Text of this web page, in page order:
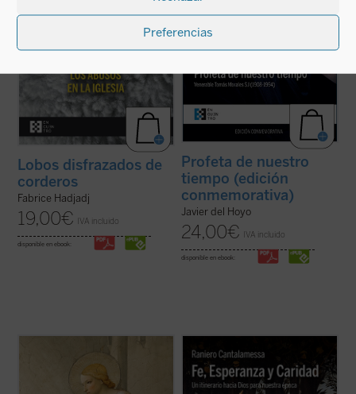
Preferencias
Lobos disfrazados de
corderos
Fabrice Hadjadj
19,00€ IVA incluido
disponible en ebook:
Profeta de nuestro
tiempo (edición
conmemorativa)
Javier del Hoyo
24,00€ IVA incluido
disponible en ebook:
objetivo más circunscrito, pero no menos
difícil: intentar comprender las razones que
a los lectores en un viaje hacia la
comprensión de las virtudes teologales: Fe,
Esperanza y Caridad, con la certeza de que
no hay ningún contenido de la fe, por